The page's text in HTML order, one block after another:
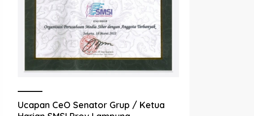
Ucapan CeO Senator Grup / Ketua